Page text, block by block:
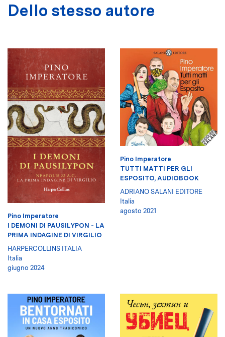
Dello stesso autore
Pino Imperatore
I DEMONI DI PAUSILYPON - LA
PRIMA INDAGINE DI VIRGILIO
HARPERCOLLINS ITALIA
Italia
giugno 2024
Pino Imperatore
TUTTI MATTI PER GLI
ESPOSITO, AUDIOBOOK
ADRIANO SALANI EDITORE
Italia
agosto 2021